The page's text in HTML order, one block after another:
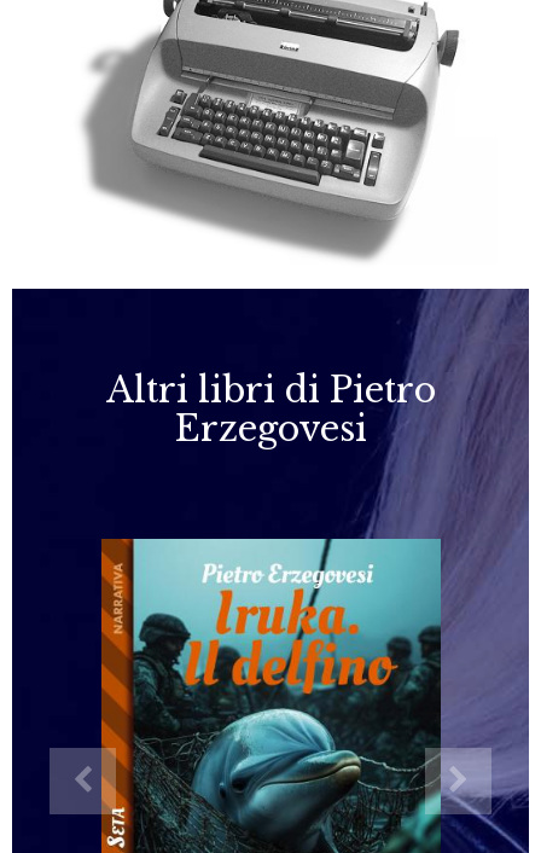
Altri libri di Pietro
Erzegovesi